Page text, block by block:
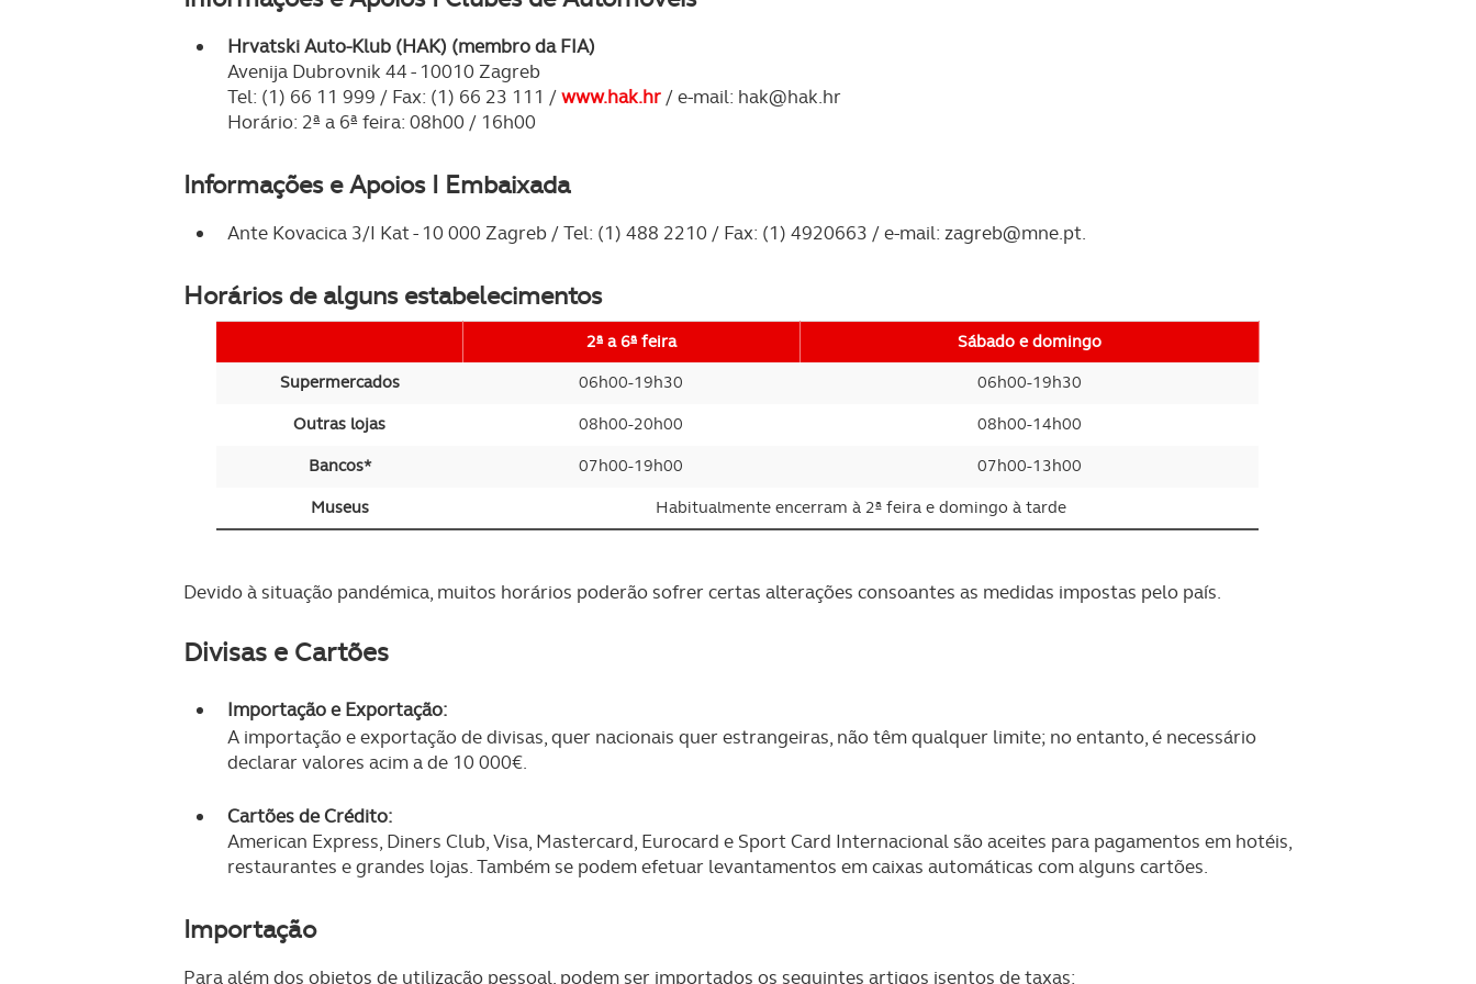
Consulte a política de cookies do site.
Hrvatski Auto-Klub (HAK) (membro da FIA)
Avenija Dubrovnik 44 - 10010 Zagreb
Tel: (1) 66 11 999 / Fax: (1) 66 23 111 /www.hak.hr / e-mail: hak@hak.hr
Horário: 2ª a 6ª feira: 08h00 / 16h00
Informações e Apoios I Embaixada
Ante Kovacica 3/I Kat - 10 000 Zagreb / Tel: (1) 488 2210 / Fax: (1) 4920663 / e-mail: zagreb@mne.pt.
Horários de alguns estabelecimentos
2ª a 6ª feira
Sábado e domingo
Supermercados
06h00-19h30
06h00-19h30
Outras lojas
08h00-20h00
08h00-14h00
Bancos*
07h00-19h00
07h00-13h00
Museus
Habitualmente encerram à 2ª feira e domingo à tarde
Devido à situação pandémica, muitos horários poderão sofrer certas alterações consoantes as medidas impostas pelo país.
Divisas e Cartões
Importação e Exportação:
A importação e exportação de divisas, quer nacionais quer estrangeiras, não têm qualquer limite; no entanto, é necessário
declarar valores acim a de 10 000€.
Cartões de Crédito:
American Express, Diners Club, Visa, Mastercard, Eurocard e Sport Card Internacional são aceites para pagamentos em hotéis,
restaurantes e grandes lojas. Também se podem efetuar levantamentos em caixas automáticas com alguns cartões.
Importação
Para além dos objetos de utilização pessoal, podem ser importados os seguintes artigos isentos de taxas: